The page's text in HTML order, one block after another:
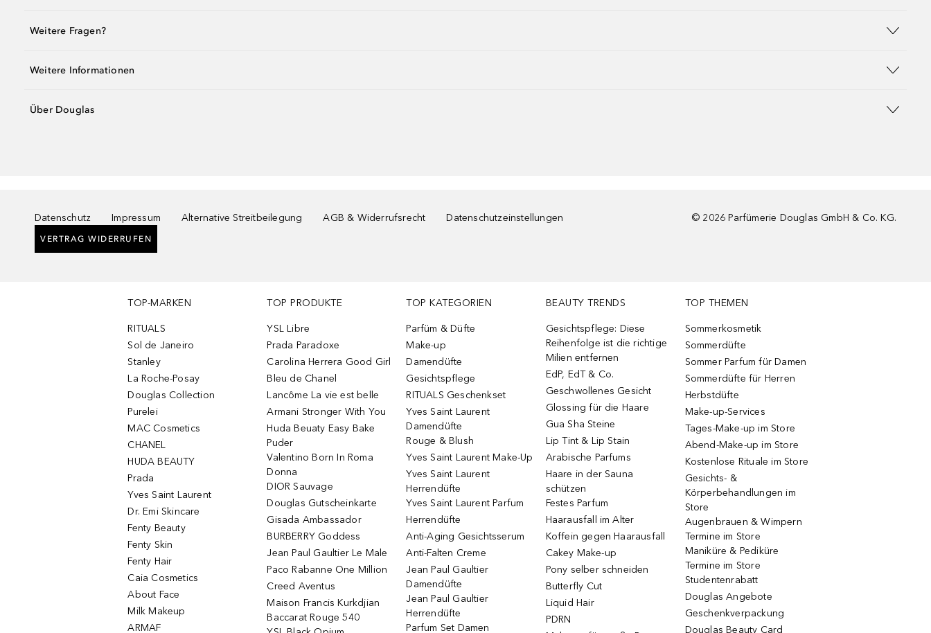
Weitere Fragen?
Weitere Informationen
Über Douglas
Datenschutz Impressum Alternative Streitbeilegung AGB & Widerrufsrecht Datenschutzeinstellungen
VERTRAG WIDERRUFEN
© 2026 Parfümerie Douglas GmbH & Co. KG.
TOP-MARKEN
RITUALS
Sol de Janeiro
Stanley
La Roche-Posay
Douglas Collection
Purelei
MAC Cosmetics
CHANEL
HUDA BEAUTY
Prada
Yves Saint Laurent
Dr. Emi Skincare
Fenty Beauty
Fenty Skin
Fenty Hair
Caia Cosmetics
About Face
Milk Makeup
ARMAF
TOP PRODUKTE
YSL Libre
Prada Paradoxe
Carolina Herrera Good Girl
Bleu de Chanel
Lancôme La vie est belle
Armani Stronger With You
Huda Beuaty Easy Bake
Puder
Valentino Born In Roma
Donna
DIOR Sauvage
Douglas Gutscheinkarte
Gisada Ambassador
BURBERRY Goddess
Jean Paul Gaultier Le Male
Paco Rabanne One Million
Creed Aventus
Maison Francis Kurkdjian
Baccarat Rouge 540
TOP KATEGORIEN
Parfüm & Düfte
Make-up
Damendüfte
Gesichtspflege
RITUALS Geschenkset
Yves Saint Laurent
Damendüfte
Rouge & Blush
Yves Saint Laurent Make-Up
Yves Saint Laurent
Herrendüfte
Yves Saint Laurent Parfum
Herrendüfte
Anti-Aging Gesichtsserum
Anti-Falten Creme
Jean Paul Gaultier
Damendüfte
Jean Paul Gaultier
Herrendüfte
Parfum Set Damen
BEAUTY TRENDS
Gesichtspflege: Diese
Reihenfolge ist die richtige
Milien entfernen
EdP, EdT & Co.
Geschwollenes Gesicht
Glossing für die Haare
Gua Sha Steine
Lip Tint & Lip Stain
Arabische Parfums
Haare in der Sauna
schützen
Festes Parfum
Haarausfall im Alter
Koffein gegen Haarausfall
Cakey Make-up
Pony selber schneiden
Butterfly Cut
Liquid Hair
PDRN
TOP THEMEN
Sommerkosmetik
Sommerdüfte
Sommer Parfum für Damen
Sommerdüfte für Herren
Herbstdüfte
Make-up-Services
Tages-Make-up im Store
Abend-Make-up im Store
Kostenlose Rituale im Store
Gesichts- &
Körperbehandlungen im
Store
Augenbrauen & Wimpern
Termine im Store
Maniküre & Pediküre
Termine im Store
Studentenrabatt
Douglas Angebote
Geschenkverpackung
Douglas Beauty Card